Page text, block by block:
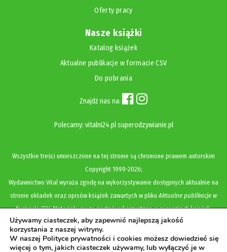
Oferty pracy
Nasze książki
Katalog książek
Aktualne publikacje w formacie CSV
Do pobrania
Znajdź nas na:
Polecamy: vitalni24.pl superodzywianie.pl
Wszystkie treści umieszczone na tej stronie są chronione prawem autorskim
Copyright1999-2026;
Wydawnictwo Vital wyraża zgodę na wykorzystywanie dostępnych aktualnie na
stronie okładek oraz opisów książek zawartych w pliku Aktualne publikacje w
formacie CSV. Materiały mogą zostać wykorzystane w recenzjach książek,
katalogach internetowych, bibliotecznych (OPAC) oraz materiałach promujących
legalną dystrybucję książek. Usunięcie materiału z ww. strony internetowej,
równoznaczne jest z cofnięciem udzielonej zgody.
Używamy ciasteczek, aby zapewnić najlepszą jakość
korzystania z naszej witryny.
W naszej Polityce prywatności i cookies możesz dowiedzieć się
więcej o tym, jakich ciasteczek używamy, lub wyłączyć je w